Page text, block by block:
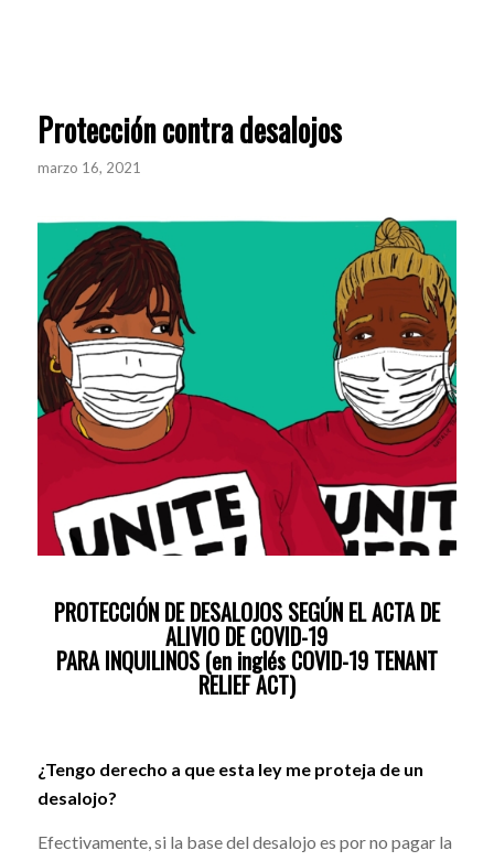
Protección contra desalojos
marzo 16, 2021
PROTECCIÓN DE DESALOJOS SEGÚN EL ACTA DE
ALIVIO DE COVID-19
PARA INQUILINOS (en inglés COVID-19 TENANT
RELIEF ACT)
¿Tengo derecho a que esta ley me proteja de un
desalojo?
Efectivamente, si la base del desalojo es por no pagar la